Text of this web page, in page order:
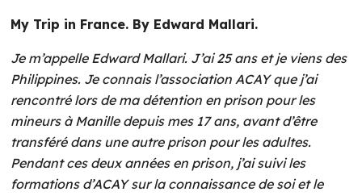
My Trip in France. By Edward Mallari.
Je m’appelle Edward Mallari. J’ai 25 ans et je viens des
Philippines. Je connais l’association ACAY que j’ai
rencontré lors de ma détention en prison pour les
mineurs à Manille depuis mes 17 ans, avant d’être
transféré dans une autre prison pour les adultes.
Pendant ces deux années en prison, j’ai suivi les
formations d’ACAY sur la connaissance de soi et le